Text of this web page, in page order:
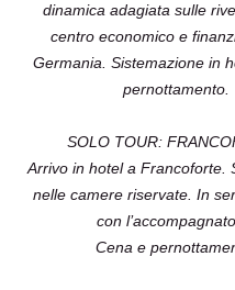
dinamica adagiata sulle
centro economico e
Germania. Sistemazione in
pernottamento.
SOLO TOUR:
Arrivo in hotel a Francoforte.
nelle camere riservate. In
con
Cena e